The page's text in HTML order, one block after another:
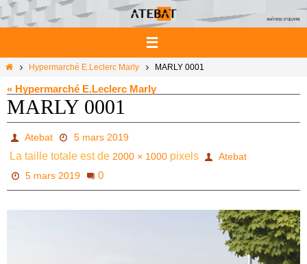
Passer
vers
le
HomeHypermarché E.Leclerc Marly MARLY 0001
« Hypermarché E.Leclerc Marly
MARLY 0001
Atebat 5 mars 2019
La taille totale est de 2000 × 1000 pixels
Atebat
5 mars 2019
0